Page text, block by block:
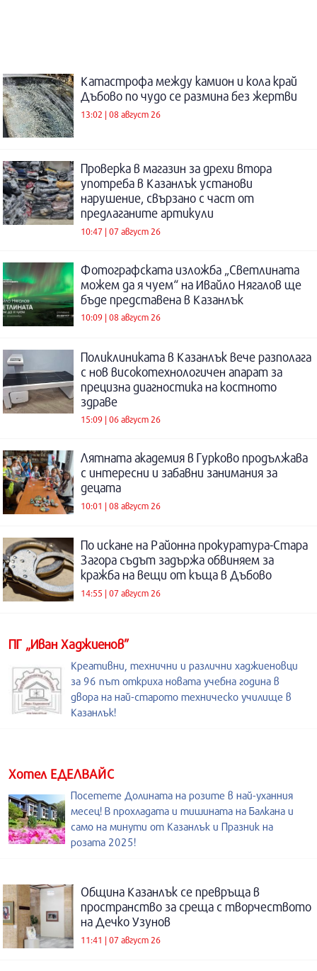
Катастрофа между камион и кола край
Дъбово по чудо се размина без жертви
13:02 | 08 август 26
Проверка в магазин за дрехи втора
употреба в Казанлък установи
нарушение, свързано с част от
предлаганите артикули
10:47 | 07 август 26
Фотографската изложба „Светлината
можем да я чуем“ на Ивайло Нягалов ще
бъде представена в Казанлък
10:09 | 08 август 26
Поликлиниката в Казанлък вече разполага
с нов високотехнологичен апарат за
прецизна диагностика на костното
здраве
15:09 | 06 август 26
Лятната академия в Гурково продължава
с интересни и забавни занимания за
децата
10:01 | 08 август 26
По искане на Районна прокуратура-Стара
Загора съдът задържа обвиняем за
кражба на вещи от къща в Дъбово
14:55 | 07 август 26
ПГ „Иван Хаджиенов”
Креативни, технични и различни хаджиеновци
за 96 път откриха новата учебна година в
двора на най-старото техническо училище в
Казанлък!
Хотел ЕДЕЛВАЙС
Посетете Долината на розите в най-уханния
месец! В прохладата и тишината на Балкана и
само на минути от Казанлък и Празник на
розата 2025!
Община Казанлък се превръща в
пространство за среща с творчеството
на Дечко Узунов
11:41 | 07 август 26